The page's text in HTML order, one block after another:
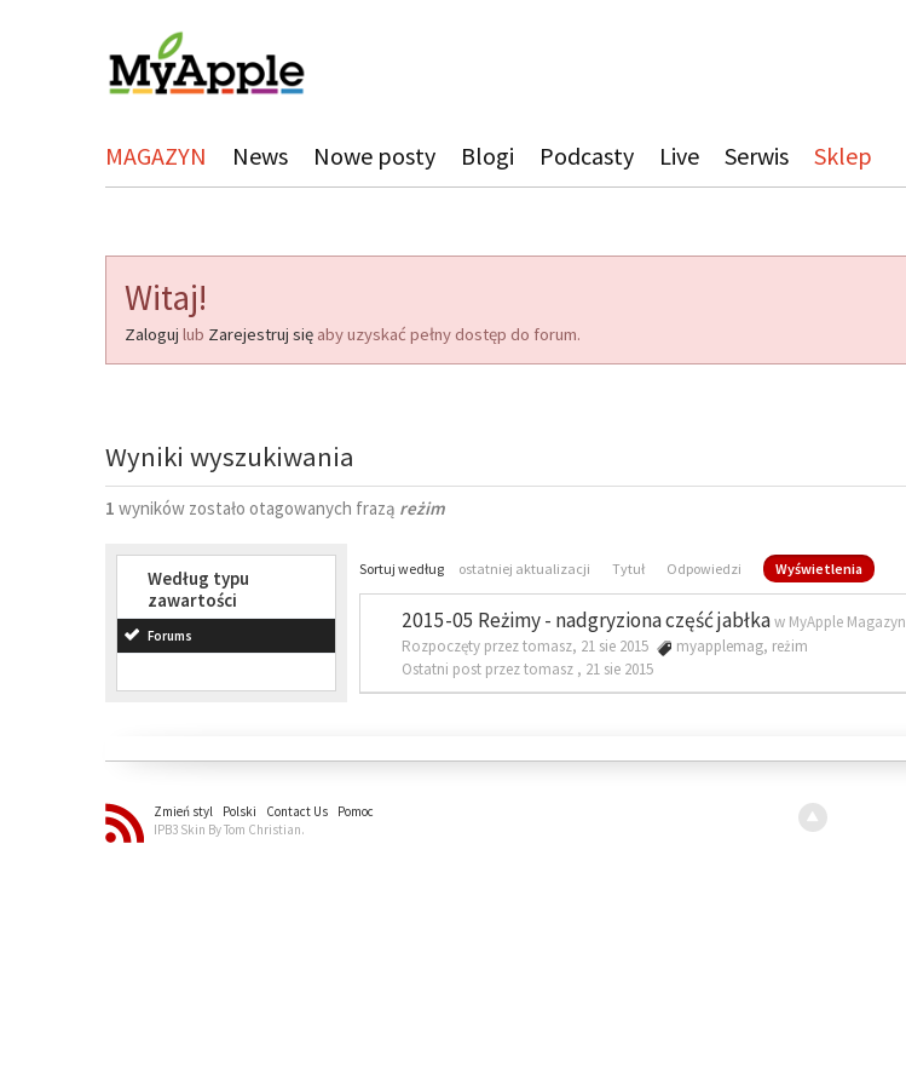
MAGAZYN News Nowe posty Blogi Podcasty Live Serwis Sklep
Witaj!
Zaloguj lub Zarejestruj się aby uzyskać pełny dostęp do forum.
Wyniki wyszukiwania
1 wyników zostało otagowanych frazą reżim
Według typu
zawartości
Forums
Sortuj według ostatniej aktualizacji Tytuł Odpowiedzi Wyświetlenia
2015-05 Reżimy - nadgryziona część jabłkaw MyApple Magazyn
Rozpoczęty przez tomasz, 21 sie 2015
myapplemag, reżim
Ostatni post przez tomasz , 21 sie 2015
Zmień styl Polski Contact Us
Pomoc
IPB3 Skin By Tom Christian.